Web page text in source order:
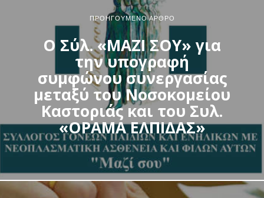
ΠΡΟΗΓΟΎΜΕΝΟ ΆΡΘΡΟ
Ο Σύλ. «ΜΑΖΙ ΣΟΥ» για
την υπογραφή
συμφώνου συνεργασίας
μεταξύ του Νοσοκομείου
Καστοριάς και του Συλ.
«ΟΡΑΜΑ ΕΛΠΙΔΑΣ»